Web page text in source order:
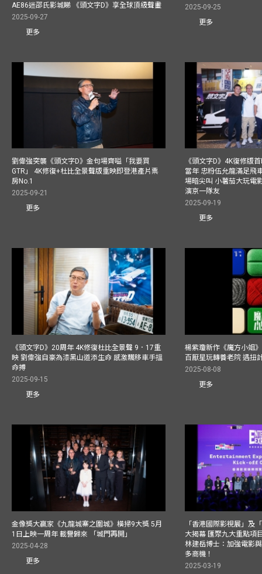
AE86迷邵氏影城睇 《頭文字D》享全球頂級聲畫
2025-09-27
更多
2025-09-25
更多
劉偉強突襲《頭文字D》金句場齊嗌「我要買
GTR」 4K修復+杜比全景聲版重映即登港產片票
房No.1
2025-09-21
更多
《頭文字D》4K復修版
當年 忠粉伍允龍滿足飛
場暗尖叫 小薯茄大玩電
演京一隊友
2025-09-19
更多
《頭文字D》20周年 4K修復杜比全景聲 9．17重
映 劉偉強自豪為漆黑山道添生命 感激飄移車手搵
命搏
2025-09-15
更多
楊紫瓊新作《魔方小姐
百厭星玩轉養老院 遇扭
2025-08-08
更多
金像獎大贏家《九龍城寨之圍城》橫掃9大獎 5月
1日上映一周年 載譽歸來 「城門再開」
2025-04-28
更多
「香港國際影視展」及
大揭幕 匯聚九大重點項
林建岳博士：加強電影
多商機！
2025-03-19